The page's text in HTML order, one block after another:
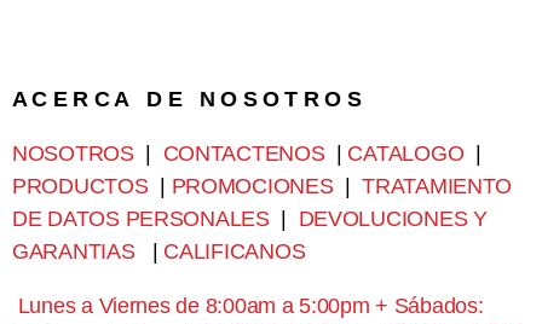
A C E R C A D E N O S O T R O S
NOSOTROS| CONTACTENOS| CATALOGO
PRODUCTOS| PROMOCIONES|TRATAMIENTO
DE DATOS PERSONALES| DEVOLUCIONES Y
GARANTIAS
CALIFICANOS
Lunes a Viernes de 8:00am a 5:00pm + Sábados: